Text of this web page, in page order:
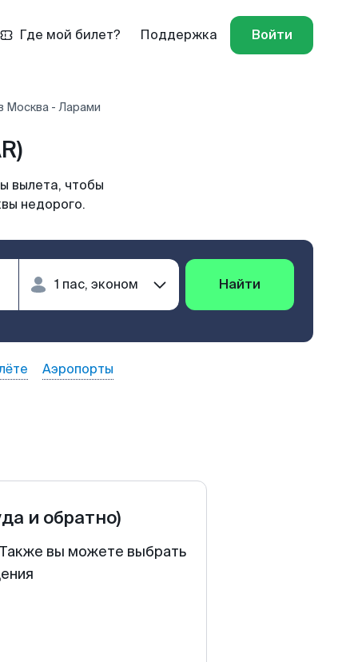
Где мой билет? Поддержка Войти
Москва - Ларами
вылета, чтобы
недорого.
Найти
Аэропорты
и обратно)
вы можете выбрать